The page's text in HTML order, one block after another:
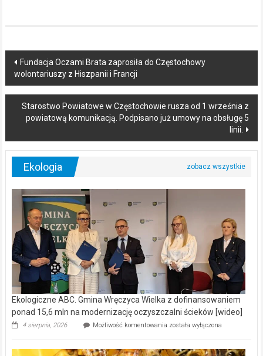
Post
navigation
Fundacja Oczami Brata zaprosiła do Częstochowy
wolontariuszy z Hiszpanii i Francji
Starostwo Powiatowe w Częstochowie rusza od 1 września z
powiatową komunikacją. Podpisano już umowy na obsługę 5
linii.
Ekologia
Ekologiczne ABC. Gmina Wręczyca Wielka z dofinansowaniem
ponad 15,6 mln na modernizację oczyszczalni ścieków [wideo]
4 sierpnia, 2026 Możliwość komentowania Ekologiczne
Wręczyca
została wyłączona